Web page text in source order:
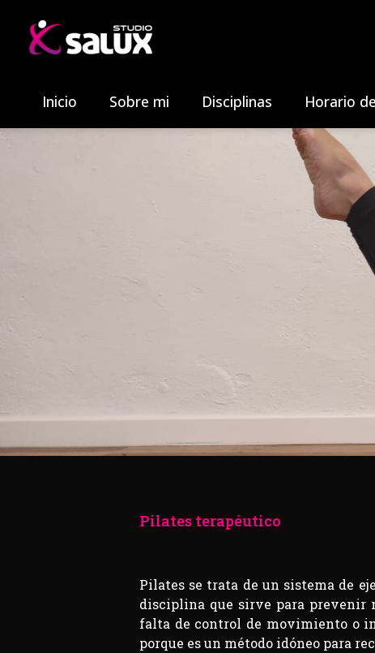
Inicio Sobre mi Disciplinas Horario
Pilates terapéutico
Pilates se trata de un sistema de
disciplina que sirve para prevenir
falta de control de movimiento o
porque es un método idóneo para